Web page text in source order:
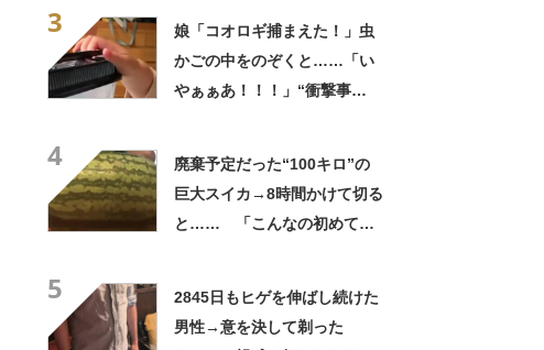
3
娘「コオロギ捕まえた！」虫
かごの中をのぞくと……「い
やぁぁあ！！！」“衝撃事
4
廃棄予定だった“100キロ”の
巨大スイカ→8時間かけて切る
と…… 「こんなの初めて見
5
2845日もヒゲを伸ばし続けた
男性→意を決して剃った